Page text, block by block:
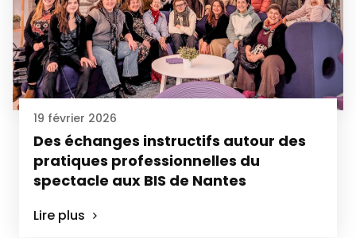
19 février 2026
Des échanges instructifs autour des
pratiques professionnelles du
spectacle aux BIS de Nantes
Lire plus